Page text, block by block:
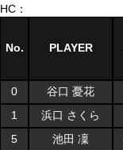
HC：
No. PLAYER
0 谷口 憂花
1
浜口 さくら
5
池田 凜